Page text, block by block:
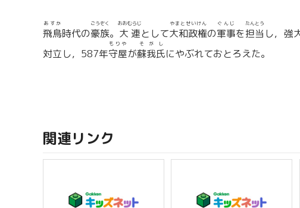
飛鳥
あすか
時代の豪族
ごうぞく
。 大連
おおむらじ
として大和政権
やまとせいけん
の軍事
ぐんじ
を担当
たんとう
し，強
対立し，587年守屋
もりや
が蘇我氏
そがし
にやぶれておとろえた。
関連リンク